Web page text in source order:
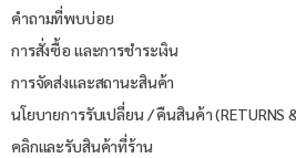
คำถามที่พบบ่อย
การสั่งซื้อ และการชำระเงิน
การจัดส่งและสถานะสินค้า
นโยบายการรับเปลี่ยน / คืนสินค้า (RETURNS &
คลิกและรับสินค้าที่ร้าน